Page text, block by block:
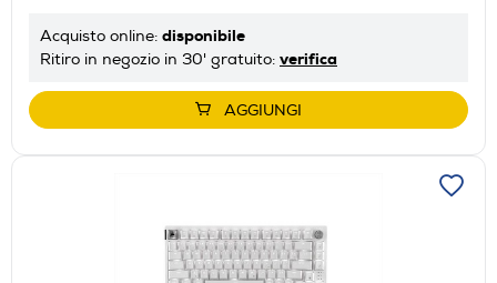
Acquisto online: disponibile
Ritiro in negozio in 30' gratuito: verifica
AGGIUNGI